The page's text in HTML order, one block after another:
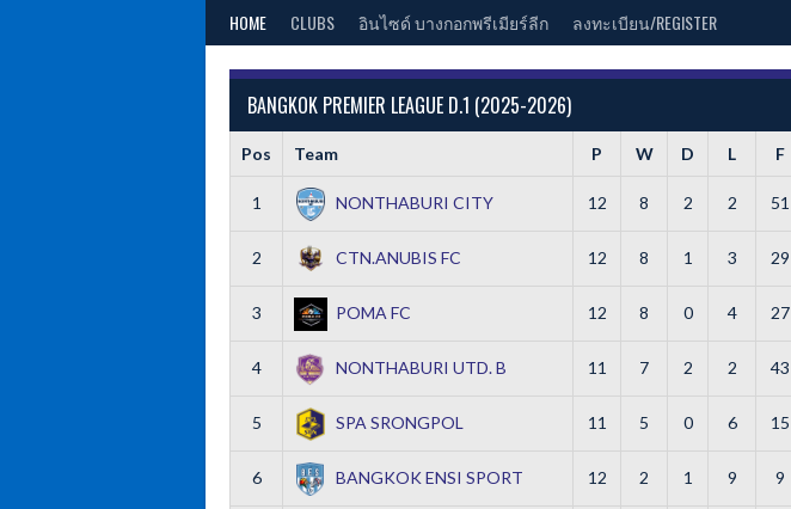
HOME CLUBS อินไซด์ บางกอกพรีเมียร์ลีก ลงทะเบียน/REGISTER
BANGKOK PREMIER LEAGUE D.1 (2025-2026)
Pos Team P W D L F
1 NONTHABURI CITY 12 8 2 2 51
2 CTN.ANUBIS FC 12 8 1 3 29
3 POMA FC 12 8 0 4 27
4 NONTHABURI UTD. B 11 7 2 2 43
5 SPA SRONGPOL 11 5 0 6 15
6 BANGKOK ENSI SPORT 12 2 1 9 9